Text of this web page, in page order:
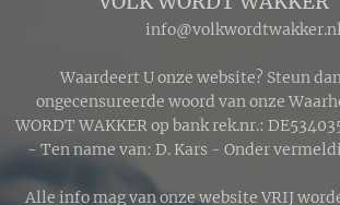
info@volkwordtwakker.nl
Waardeert U onze website? Steun
ongecensureerde woord van onze
WORDT WAKKER op bank rek.nr.:
- Ten name van: D. Kars - Onder
Alle info mag van onze website VRIJ